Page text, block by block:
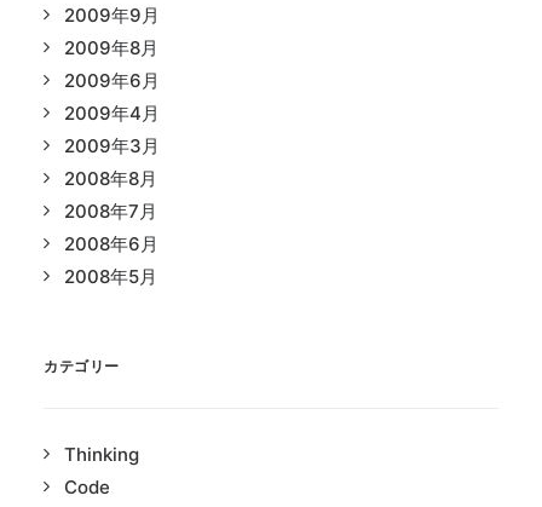
2009年9月
2009年8月
2009年6月
2009年4月
2009年3月
2008年8月
2008年7月
2008年6月
2008年5月
カテゴリー
Thinking
Code